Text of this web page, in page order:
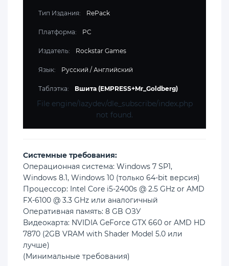
Тип Издания: RePack
Платформа: PC
Издатель: Rockstar Games
Язык: Русский / Английский
Таблэтка: Вшита (EMPRESS+Mr_Goldberg)
File engine/lazydev/dle_subscribe/index.php
not found.
Cистемные требования:
Операционная система: Windows 7 SP1,
Windows 8.1, Windows 10 (только 64-bit версия)
Процессор: Intel Core i5-2400s @ 2.5 GHz or AMD
FX-6100 @ 3.3 GHz или аналогичный
Оперативная память: 8 GB ОЗУ
Видеокарта: NVIDIA GeForce GTX 660 or AMD HD
7870 (2GB VRAM with Shader Model 5.0 или
лучше)
(Минимальные требования)